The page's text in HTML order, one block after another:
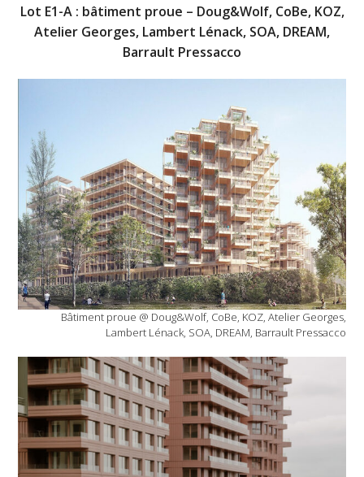
Lot E1-A : bâtiment proue – Doug&Wolf, CoBe, KOZ,
Atelier Georges, Lambert Lénack, SOA, DREAM,
Barrault Pressacco
Bâtiment proue @ Doug&Wolf, CoBe, KOZ, Atelier Georges,
Lambert Lénack, SOA, DREAM, Barrault Pressacco